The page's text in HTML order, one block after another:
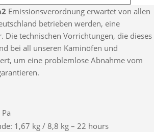
Emissionsverordnung erwartet von allen
betrieben werden, eine
Die technischen Vorrichtungen, die dieses
bei all unseren Kaminöfen und
um eine problemlose Abnahme vom
1,67 kg / 8,8 kg – 22 hours